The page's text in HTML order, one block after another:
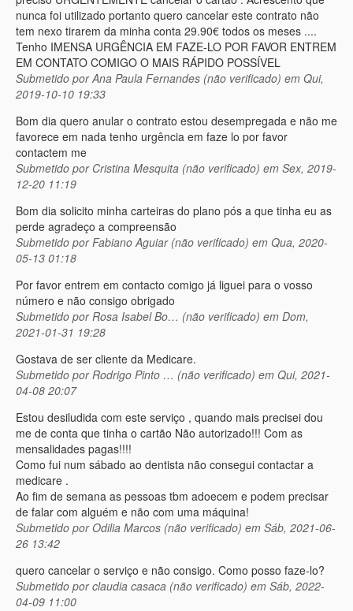
nunca foi utilizado portanto quero cancelar este contrato não
tem nexo tirarem da minha conta 29.90€ todos os meses ....
Tenho IMENSA URGÊNCIA EM FAZE-LO POR FAVOR ENTREM
EM CONTATO COMIGO O MAIS RÁPIDO POSSÍVEL
Submetido porAna Paula Fernandes (não verificado) em Qui,
2019-10-10 19:33
Bom dia quero anular o contrato estou desempregada e não me
favorece em nada tenho urgência em faze lo por favor
contactem me
Submetido por Cristina Mesquita (não verificado) em Sex, 2019-
12-20 11:19
Bom dia solicito minha carteiras do plano pós a que tinha eu as
perde agradeço a compreensão
Submetido porFabiano Aguiar (não verificado) em Qua, 2020-
05-13 01:18
Por favor entrem em contacto comigo já liguei para o vosso
número e não consigo obrigado
Submetido porRosa Isabel Bo… (não verificado) em Dom,
2021-01-31 19:28
Gostava de ser cliente da Medicare.
Submetido porRodrigo Pinto … (não verificado) em Qui, 2021-
04-08 20:07
Estou desiludida com este serviço , quando mais precisei dou
me de conta que tinha o cartão Não autorizado!!! Com as
mensalidades pagas!!!!
Como fui num sábado ao dentista não consegui contactar a
medicare .
Ao fim de semana as pessoas tbm adoecem e podem precisar
de falar com alguém e não com uma máquina!
Submetido porOdilia Marcos (não verificado) em Sáb, 2021-06-
26 13:42
quero cancelar o serviço e não consigo. Como posso faze-lo?
Submetido porclaudia casaca (não verificado) em Sáb, 2022-
04-09 11:00